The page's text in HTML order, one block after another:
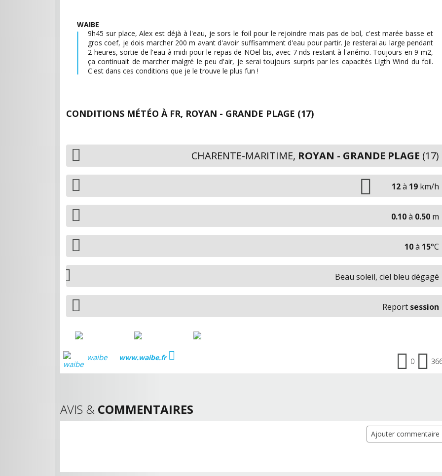
WAIBE
9h45 sur place, Alex est déjà à l'eau, je sors le foil pour le rejoindre mais pas de bol, c'est marée basse et
gros coef, je dois marcher 200 m avant d'avoir suffisamment d'eau pour partir. Je resterai au large pendant
2 heures, sortie de l'eau à midi pour le repas de NOël bis, avec 7 nds restant à l'anémo. Toujours en 9 m2,
ça continuait de marcher malgré le peu d'air, je serai toujours surpris par les capacités Ligth Wind du foil.
C'est dans ces conditions que je le trouve le plus fun !
CONDITIONS MÉTÉO À FR, ROYAN - GRANDE PLAGE (17)
CHARENTE-MARITIME, ROYAN - GRANDE PLAGE (17)
12à 19 km/h
0.10à 0.50 m
10à 15°C
Beau soleil, ciel bleu dégagé
Report session
waibe www.waibe.fr 0
AVIS & COMMENTAIRES
Ajouter commentaire